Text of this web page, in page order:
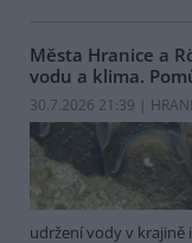
Města Hranice a
vodu a klima.
30.7.2026 21:39 |
udržení vody v krajině